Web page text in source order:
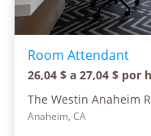
Room Attendant
26,04 $ a 27,04 $ por
The Westin Anaheim
Anaheim, CA